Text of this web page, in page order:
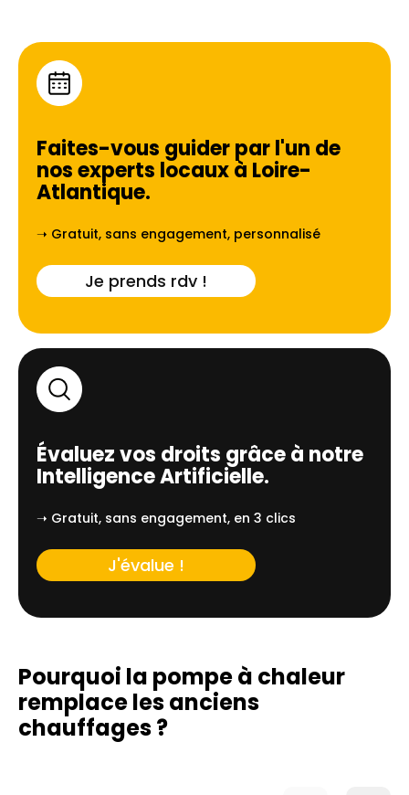
Faites-vous guider par l'un de
nos experts locaux à Loire-
Atlantique.
➝ Gratuit, sans engagement, personnalisé
Je prends rdv !
Évaluez vos droits grâce à notre
Intelligence Artificielle.
➝ Gratuit, sans engagement, en 3 clics
J'évalue !
Pourquoi la pompe à chaleur
remplaceles anciens
chauffages ?